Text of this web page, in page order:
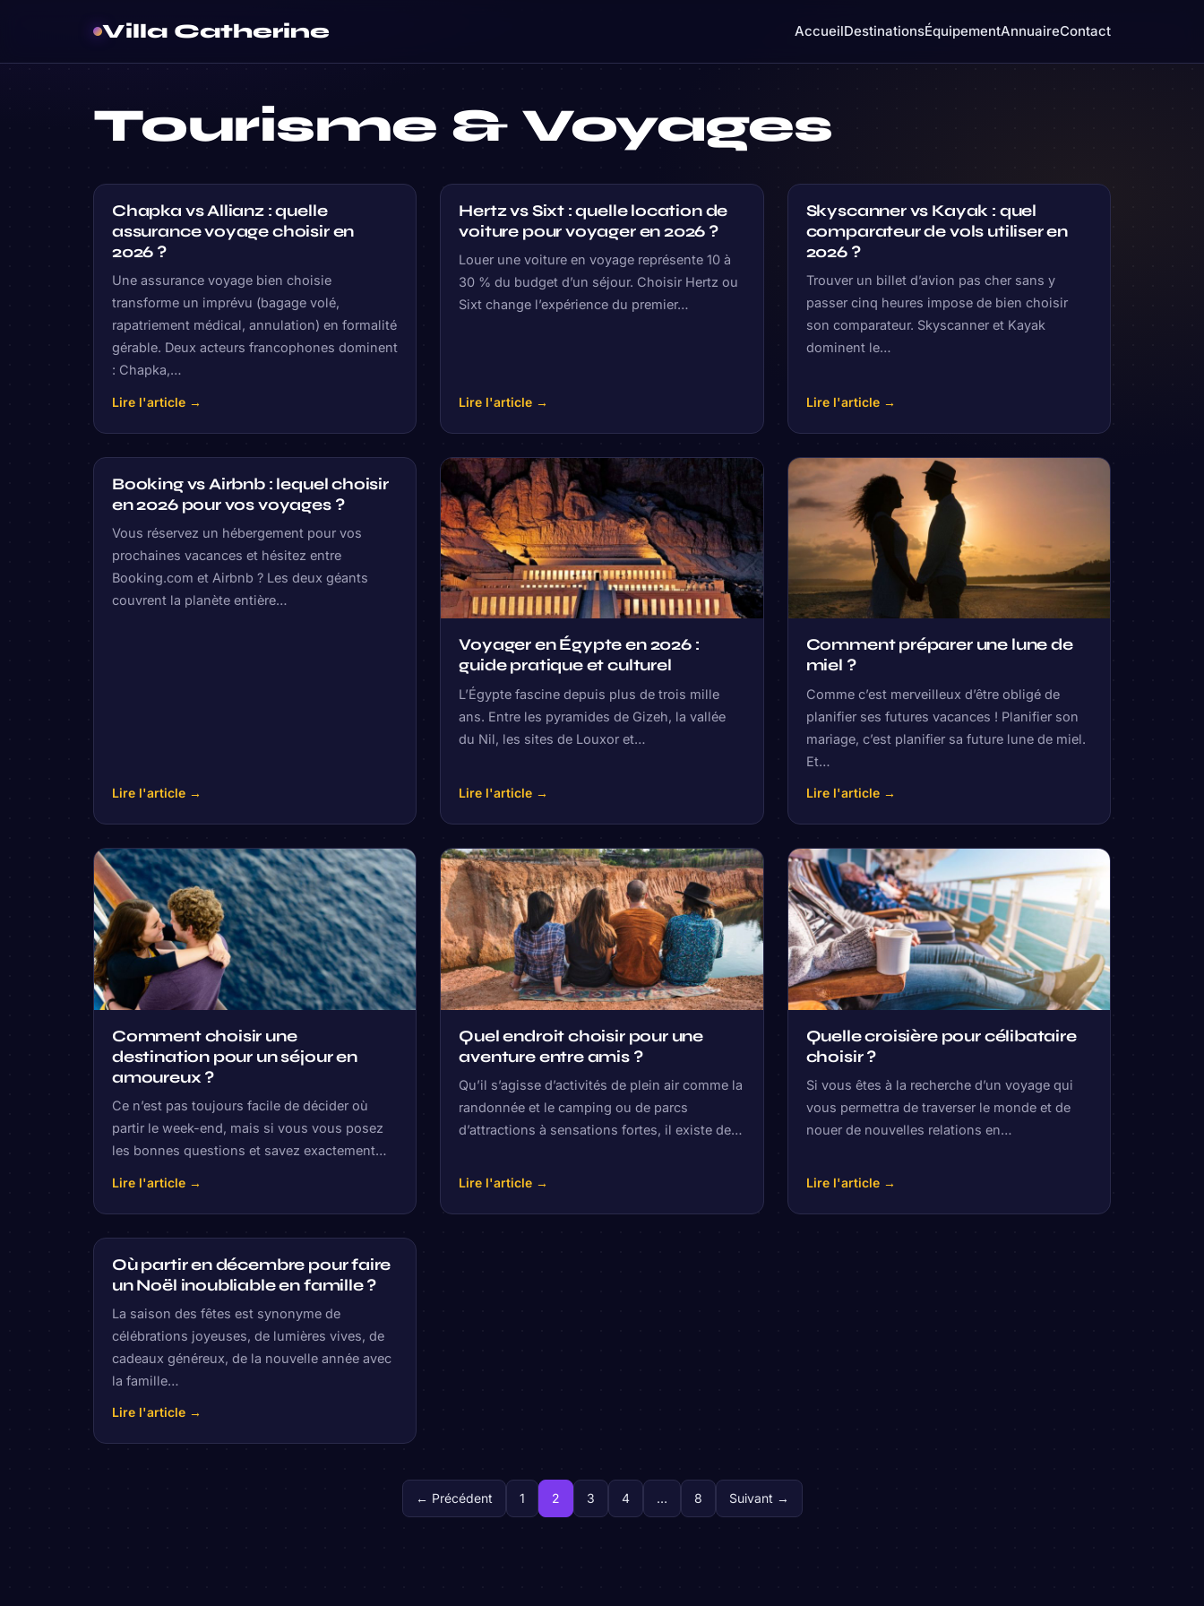
Villa Catherine AccueilDestinationsÉquipementAnnuaireContact
Tourisme & Voyages
Chapka vs Allianz : quelle
assurance voyage choisir en
2026 ?
Une assurance voyage bien choisie
transforme un imprévu (bagage volé,
rapatriement médical, annulation) en formalité
gérable. Deux acteurs francophones dominent
: Chapka,…
Lire l'article →
Hertz vs Sixt : quelle location de
voiture pour voyager en 2026 ?
Louer une voiture en voyage représente 10 à
30 % du budget d’un séjour. Choisir Hertz ou
Sixt change l’expérience du premier…
Lire l'article →
Skyscanner vs Kayak : quel
comparateur de vols utiliser en
2026 ?
Trouver un billet d’avion pas cher sans y
passer cinq heures impose de bien choisir
son comparateur. Skyscanner et Kayak
dominent le…
Lire l'article →
Booking vs Airbnb : lequel choisir
en 2026 pour vos voyages ?
Vous réservez un hébergement pour vos
prochaines vacances et hésitez entre
Booking.com et Airbnb ? Les deux géants
couvrent la planète entière…
Lire l'article →
Voyager en Égypte en 2026 :
guide pratique et culturel
L’Égypte fascine depuis plus de trois mille
ans. Entre les pyramides de Gizeh, la vallée
du Nil, les sites de Louxor et…
Lire l'article →
Comment préparer une lune de
miel ?
Comme c’est merveilleux d’être obligé de
planifier ses futures vacances ! Planifier son
mariage, c’est planifier sa future lune de miel.
Et…
Lire l'article →
Comment choisir une
destination pour un séjour en
amoureux ?
Ce n’est pas toujours facile de décider où
partir le week-end, mais si vous vous posez
les bonnes questions et savez exactement…
Lire l'article →
Quel endroit choisir pour une
aventure entre amis ?
Qu’il s’agisse d’activités de plein air comme la
randonnée et le camping ou de parcs
d’attractions à sensations fortes, il existe de…
Lire l'article →
Quelle croisière pour célibataire
choisir ?
Si vous êtes à la recherche d’un voyage qui
vous permettra de traverser le monde et de
nouer de nouvelles relations en…
Lire l'article →
Où partir en décembre pour faire
un Noël inoubliable en famille ?
La saison des fêtes est synonyme de
célébrations joyeuses, de lumières vives, de
cadeaux généreux, de la nouvelle année avec
la famille…
Lire l'article →
← Précédent 1 2 3 4 … 8 Suivant →